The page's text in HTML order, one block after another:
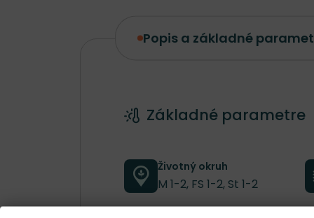
Popis a základné
Popis a základné parametre
Základné parametre
Životný okruh
M 1-2, FS 1-2, St 1-2